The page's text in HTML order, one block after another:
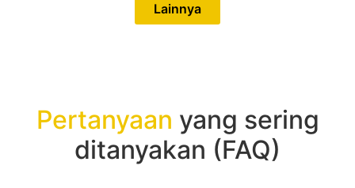
Lainnya
Pertanyaan yang sering
ditanyakan (FAQ)